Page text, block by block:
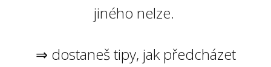
jiného nelze.
⇒ dostaneš tipy, jak předcházet